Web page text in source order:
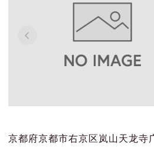
京都府京都市右京区岚山天龙寺